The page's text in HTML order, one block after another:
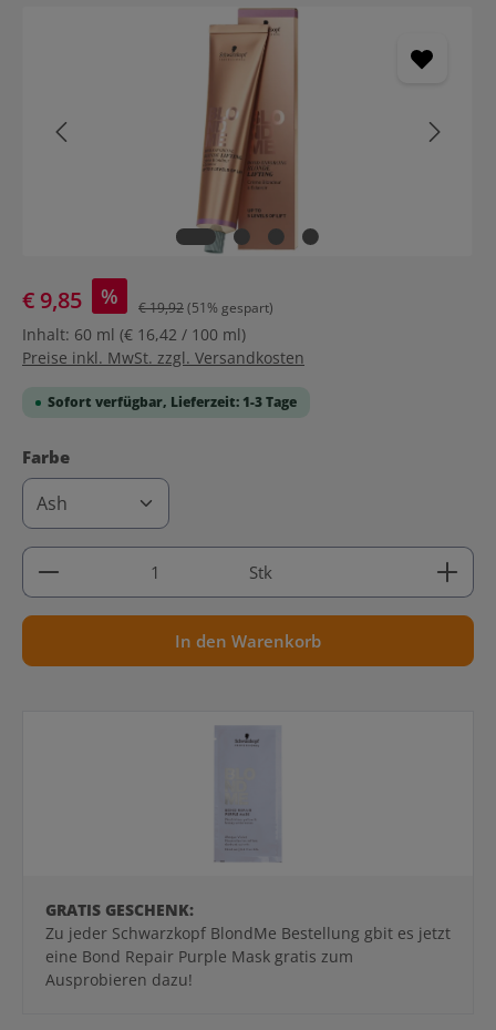
€ 9,85 % € 19,92(51% gespart)
Inhalt: 60 ml (€ 16,42 / 100 ml)
Preise inkl. MwSt. zzgl. Versandkosten
Sofort verfügbar, Lieferzeit: 1-3 Tage
Farbeauswählen
Produkt Anzahl: Gib den gewünschten Wert ein
Stk
In den Warenkorb
GRATIS GESCHENK:
Zu jeder Schwarzkopf BlondMe Bestellung gbit es jetzt
eine Bond Repair Purple Mask gratis zum
Ausprobieren dazu!